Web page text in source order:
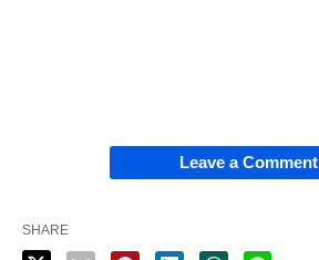
Leave a Comment
SHARE